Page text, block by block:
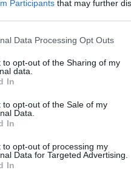
Participants that may further
Data Processing Opt Outs
to opt-out of the Sharing of my
data.
In
to opt-out of the Sale of my
Data.
In
to opt-out of processing my
Data for Targeted Advertising.
In
Dysk zewnętrzny Silicon
4TB USB 3.0, IP68, Czarny
Silicon Power
4 TB